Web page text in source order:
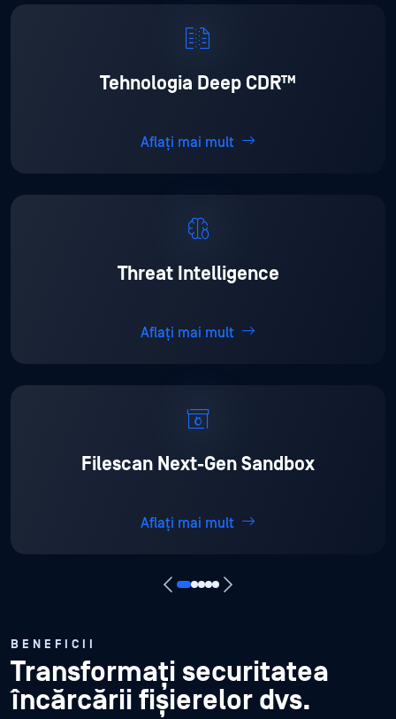
Tehnologia Deep CDR™
Aflați mai mult
Threat Intelligence
Aflați mai mult
Filescan Next-Gen Sandbox
Aflați mai mult
BENEFICII
Transformați securitatea
încărcării fișierelor dvs.